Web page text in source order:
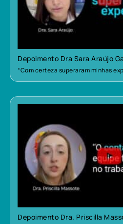
Depoimento Dra Sara Araújo
“Com certeza superaram minhas
Depoimento Dra. Priscilla